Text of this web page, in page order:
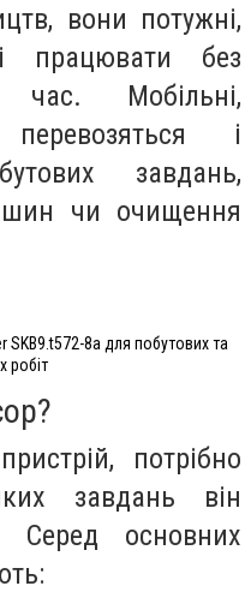
вони потужні,
працювати без
час. Мобільні,
і
завдань,
шин чи очищення
8a для побутових та
робіт
потрібно
завдань він
Серед основних